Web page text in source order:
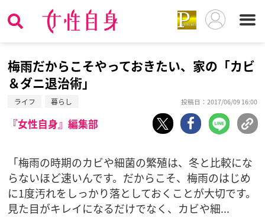
梅雨だからこそやっておきたい、家の「カビ
＆ダニ退治術」
ライフ 暮らし 投稿日：2017/06/09 16:00
『女性自身』編集部
「梅雨の時期のカビや細菌の繁殖は、冬と比較にな
らないほど速いんです。だからこそ、梅雨のはじめ
に1度汚れをしっかり落としておくことが大切です。
見た目がキレイになるだけでなく、カビや細...